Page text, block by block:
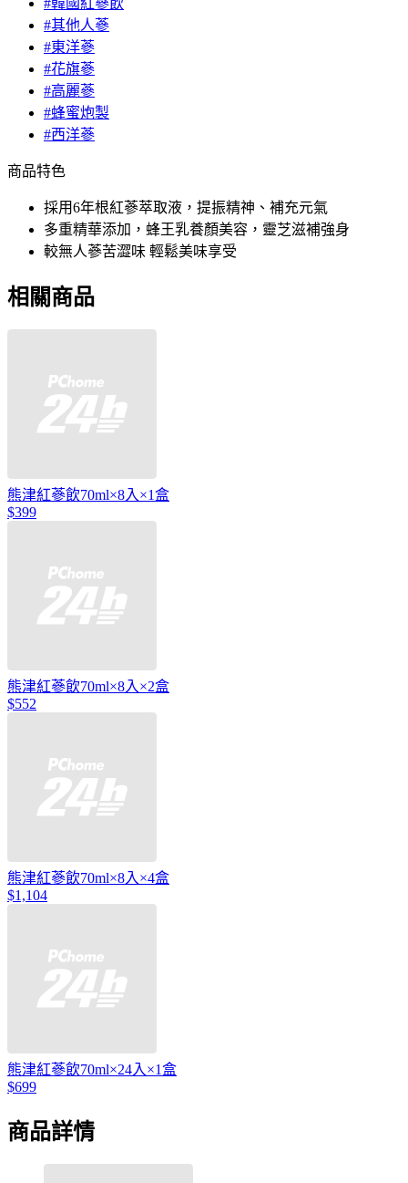
#韓國紅蔘飲
#其他人蔘
#東洋蔘
#花旗蔘
#高麗蔘
#蜂蜜炮製
#西洋蔘
商品特色
採用6年根紅蔘萃取液，提振精神、補充元氣
多重精華添加，蜂王乳養顏美容，靈芝滋補強身
較無人蔘苦澀味 輕鬆美味享受
相關商品
熊津紅蔘飲70ml×8入×1盒
$399
熊津紅蔘飲70ml×8入×2盒
$552
熊津紅蔘飲70ml×8入×4盒
$1,104
熊津紅蔘飲70ml×24入×1盒
$699
商品詳情